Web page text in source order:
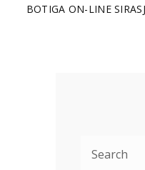
BOTIGA ON-LINE